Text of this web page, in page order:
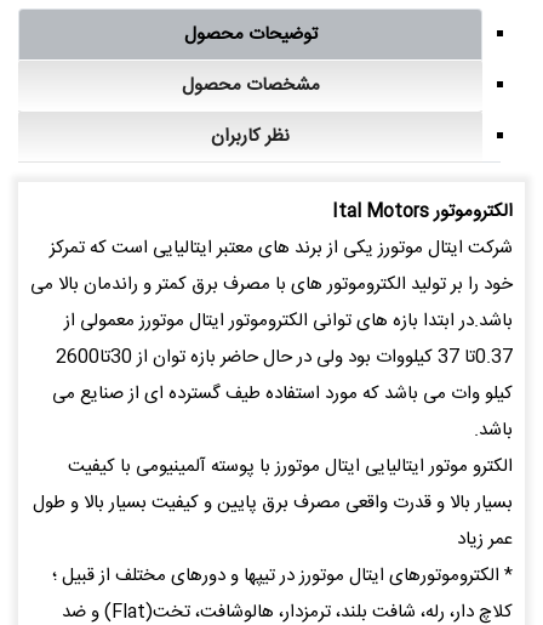
توضیحات محصول
مشخصات محصول
نظر کاربران
الكتروموتور Ital Motors
شرکت ایتال موتورز یکی از برند های معتبر ایتالیایی است که تمرکز
خود را بر تولید الکتروموتور های با مصرف برق کمتر و راندمان بالا می
باشد.در ابتدا بازه های توانی الکتروموتور ایتال موتورز معمولی از
0.37تا 37 کیلووات بود ولی در حال حاضر بازه توان از 30تا2600
کیلو وات می باشد که مورد استفاده طیف گسترده ای از صنایع می
باشد.
الکترو موتور ایتالیایی ایتال موتورز با پوسته آلمینیومی با کیفیت
بسیار بالا و قدرت واقعی مصرف برق پایین و کیفیت بسیار بالا و طول
عمر زیاد
* الکتروموتورهای ایتال موتورز در تیپها و دورهای مختلف از قبیل ؛
کلاچ دار، رله، شافت بلند، ترمزدار، هالوشافت، تخت(Flat) و ضد